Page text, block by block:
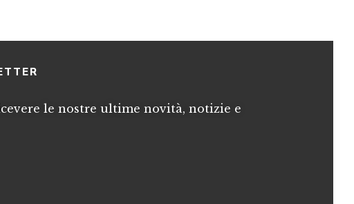
le nostre ultime novità, notizie e